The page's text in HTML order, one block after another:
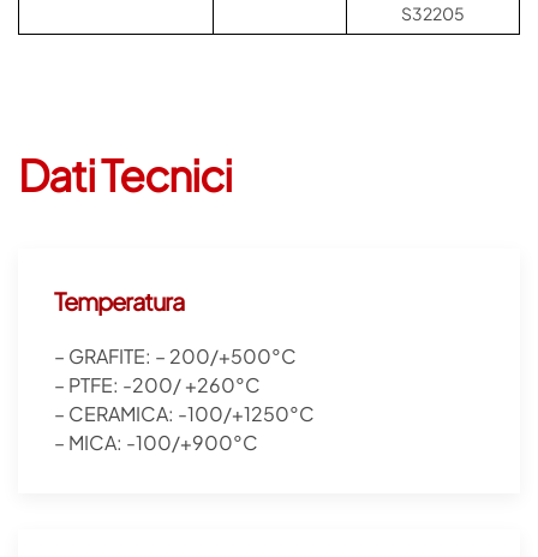
S32205
Dati Tecnici
Temperatura
– GRAFITE: – 200/+500°C
– PTFE: -200/ +260°C
– CERAMICA: -100/+1250°C
– MICA: -100/+900°C